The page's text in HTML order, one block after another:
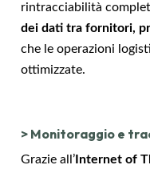
rintracciabilità
dei dati tra fornitori,
che le operazioni
ottimizzate.
> Monitoraggio e
Grazie all’ Internet of